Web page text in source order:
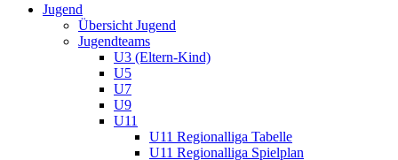
Jugend
Übersicht Jugend
Jugendteams
U3 (Eltern-Kind)
U5
U7
U9
U11
U11 Regionalliga Tabelle
U11 Regionalliga Spielplan